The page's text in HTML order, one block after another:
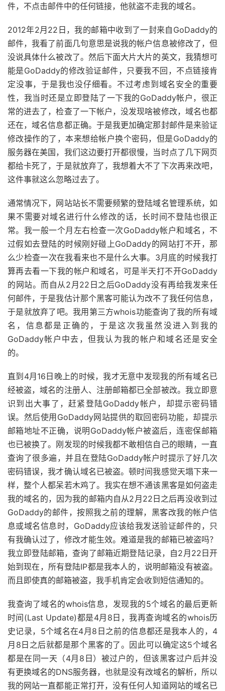
件，不点击邮件中的任何链接，他就盗不走我的域名。
2012年2月22日，我的邮箱中收到了一封来自GoDaddy的
邮件，我看了前面几句意思是说我的帐户信息被修改了，但
没说具体什么被改了。然后下面大片大片的英文，我猜想可
能是GoDaddy的修改验证邮件，只要我不回，不点链接肯
定没事，于是我也没仔细看。不过考虑到域名安全的重要
性，我当时还是立即登陆了一下我的GoDaddy帐户，很正
常的进去了，检查了一下帐户，没发现啥被修改，域名也都
还在，域名信息都正确。于是我更加确定那封邮件是来验证
修改操作的了，本来想给帐户换个密码，但是GoDaddy的
服务器在美国，我们这边要打开都很慢，当时点了几下网页
都给卡死了，于是就放弃了，我想着大不了下次再来改吧，
这件事就这么忽略过去了。
通常情况下，网站站长不需要频繁的登陆域名管理系统，如
果不需要对域名进行什么修改的话，长时间不登陆也很正
常。我一般一个月左右检查一次GoDaddy帐户和域名，不
过假如去登陆的时候刚好碰上GoDaddy的网站打不开，那
么少检查一次在我看来也不是什么大事。3月底的时候我打
算再去看一下我的帐户和域名，可是半天打不开GoDaddy
的网站。而自从2月22日之后GoDaddy没有再给我发来任
何邮件，于是我估计那个黑客可能认为改不了我任何信息，
于是就放弃了吧。我用第三方whois功能查询了我的所有域
名，信息都是正确的，于是这次我虽然没进入到我的
GoDaddy帐户中去，但我认为我的帐户和域名还是安全
的。
直到4月16日晚上的时候，我才无意中发现我的所有域名已
经被盗，域名的注册人、注册邮箱都已全部被改。我立即意
识到出大事了，赶紧登陆GoDaddy帐户，却提示密码错
误。然后使用GoDaddy网站提供的取回密码功能，却提示
邮箱地址不正确，说明GoDaddy帐户被盗后，连密保邮箱
也已被换了。刚发现的时候我都不敢相信自己的眼睛，一直
查询了很多遍，并且在登陆GoDaddy帐户时提示了好几次
密码错误，我才确认域名已被盗。顿时间我感觉天塌下来一
样，整个人都呆若木鸡了。我实在想不通该黑客是如何盗走
我的域名的，因为我的邮箱内自从2月22日之后再没收到过
GoDaddy的邮件，按照我之前的理解，黑客改我的帐户信
息或域名信息时，GoDaddy应该给我发送验证邮件的，只
有我确认过了，修改才能生效。难道是我的邮箱已被盗吗？
我立即登陆邮箱，查询了邮箱近期登陆记录，自2月22日开
始到现在，所有登陆IP都是我本人的，说明邮箱没有被盗。
而且即使真的邮箱被盗，我手机肯定会收到短信通知的。
我查询了域名的whois信息，发现我的5个域名的最后更新
时间(Last Update)都是4月8日，我再查询域名的whois历
史记录，5个域名在4月8日之前的信息都还是我本人的，4
月8日之后就都是那个黑客的了。因此可以确定这5个域名
都是在同一天（4月8日）被过户的，但该黑客过户后并没
有更换域名的DNS服务器，也就是没有改域名的解析，所以
我的网站一直都能正常打开，没有任何人知道网站的域名已